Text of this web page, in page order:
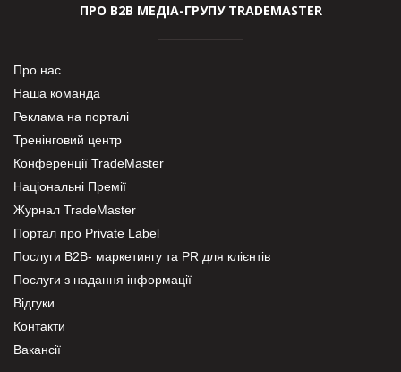
ПРО В2В МЕДІА-ГРУПУ TRADEMASTER
Про нас
Наша команда
Реклама на порталі
Тренінговий центр
Конференції TradeMaster
Національні Премії
Журнал TradeMaster
Портал про Private Label
Послуги В2В- маркетингу та PR для клієнтів
Послуги з надання інформації
Відгуки
Контакти
Вакансії